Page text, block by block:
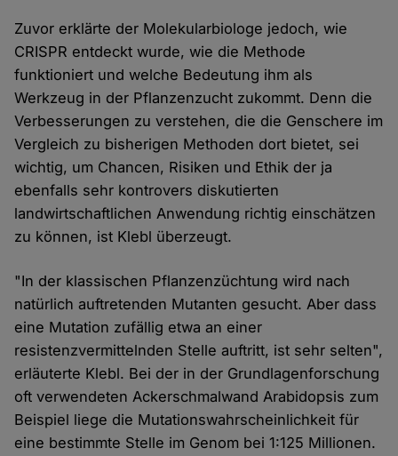
Zuvor erklärte der Molekularbiologe jedoch, wie
CRISPR entdeckt wurde, wie die Methode
funktioniert und welche Bedeutung ihm als
Werkzeug in der Pflanzenzucht zukommt. Denn die
Verbesserungen zu verstehen, die die Genschere im
Vergleich zu bisherigen Methoden dort bietet, sei
wichtig, um Chancen, Risiken und Ethik der ja
ebenfalls sehr kontrovers diskutierten
landwirtschaftlichen Anwendung richtig einschätzen
zu können, ist Klebl überzeugt.
"In der klassischen Pflanzenzüchtung wird nach
natürlich auftretenden Mutanten gesucht. Aber dass
eine Mutation zufällig etwa an einer
resistenzvermittelnden Stelle auftritt, ist sehr selten",
erläuterte Klebl. Bei der in der Grundlagenforschung
oft verwendeten Ackerschmalwand Arabidopsis zum
Beispiel liege die Mutationswahrscheinlichkeit für
eine bestimmte Stelle im Genom bei 1:125 Millionen.